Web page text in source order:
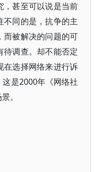
，甚至可以说是当前
不同的是，抗争的主
而被解决的问题的可
调查。却不能否定
在选择网络来进行诉
是2000年《网络社
。